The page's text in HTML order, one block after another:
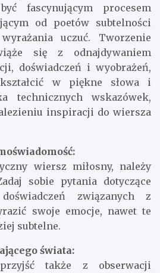
fascynującym procesem
od poetów subtelności
uczuć. Tworzenie
się z odnajdywaniem
doświadczeń i wyobrażeń,
w piękne słowa i
technicznych wskazówek,
inspiracji do wiersza
wiersz miłosny, należy
sobie pytania dotyczące
związanych z
swoje emocje, nawet te
subtelne.
świata:
także z obserwacji